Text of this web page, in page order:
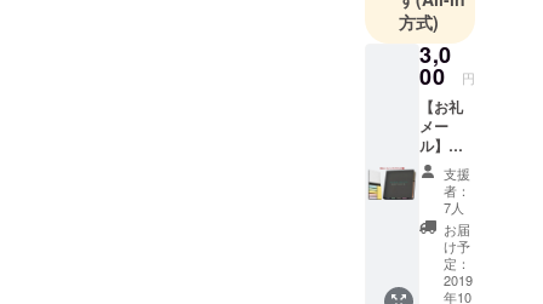
わりを持っ
たり、WEB
サイトの運
営システム
開発や商品
開発などに
携わる中
で、会社外
で相棒のエ
ンジニアと
アプリ開発
方式)
3,0
00 円
【お礼
メー
ル】
【オリ
ジナル
付箋】
支援
者：
7人
お届
け予
定：
2019
年10